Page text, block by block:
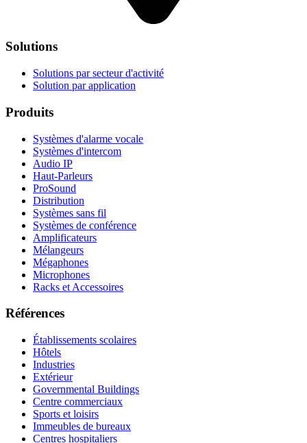
Solutions
Solutions par secteur d'activité
Solution par application
Produits
Systèmes d'alarme vocale
Systèmes d'intercom
Audio IP
Haut-Parleurs
ProSound
Distribution
Systèmes sans fil
Systèmes de conférence
Amplificateurs
Mélangeurs
Mégaphones
Microphones
Racks et Accessoires
Références
Établissements scolaires
Hôtels
Industries
Extérieur
Governmental Buildings
Centre commerciaux
Sports et loisirs
Immeubles de bureaux
Centres hospitaliers